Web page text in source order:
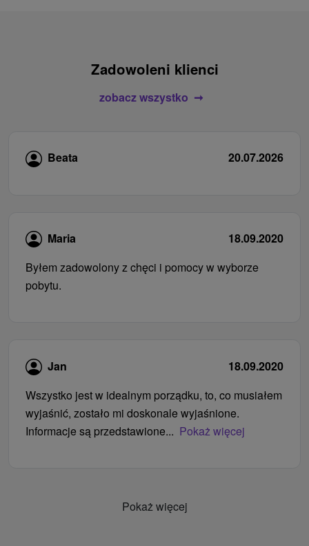
Zadowoleni klienci
zobacz wszystko
Beata 20.07.2026
Maria
18.09.2020
Byłem zadowolony z chęci i pomocy w wyborze
pobytu.
Jan
18.09.2020
Wszystko jest w idealnym porządku, to, co musiałem
wyjaśnić, zostało mi doskonale wyjaśnione.
Informacje są przedstawione... Pokaż więcej
Pokaż więcej